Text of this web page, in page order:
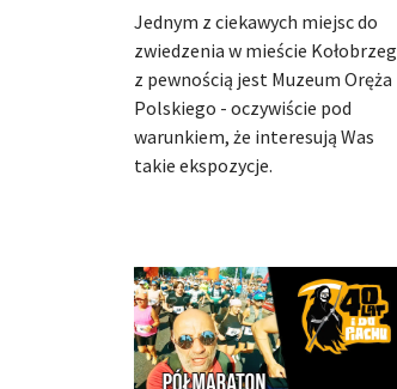
Jednym z ciekawych miejsc do
zwiedzenia w mieście Kołobrzeg
z pewnością jest Muzeum Oręża
Polskiego - oczywiście pod
warunkiem, że interesują Was
takie ekspozycje.